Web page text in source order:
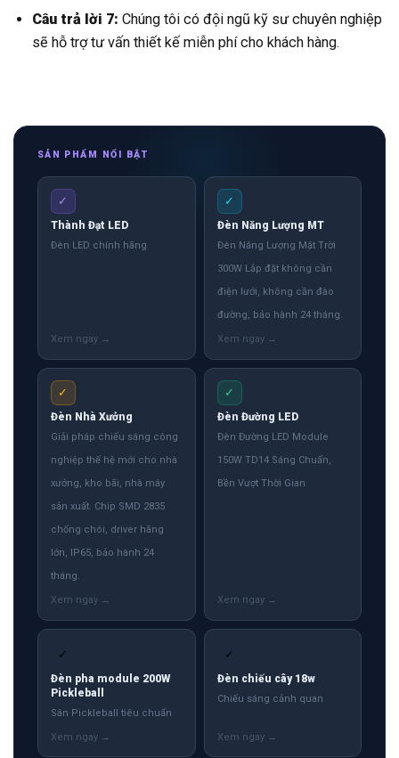
Câu trả lời 7: Chúng tôi có đội ngũ kỹ sư chuyên nghiệp
sẽ hỗ trợ tư vấn thiết kế miễn phí cho khách hàng.
SẢN PHẨM NỔI BẬT
✓
Thành Đạt LED
Đèn LED chính hãng
✓
Đèn Năng Lượng MT
Đèn Năng Lượng Mặt Trời
300W Lắp đặt không cần
điện lưới, không cần đào
đường, bảo hành 24 tháng.
✓
Đèn Nhà Xưởng
Giải pháp chiếu sáng công
nghiệp thế hệ mới cho nhà
xưởng, kho bãi, nhà máy
sản xuất. Chip SMD 2835
chống chói, driver hãng
lớn, IP65, bảo hành 24
tháng.
✓
Đèn Đường LED
Đèn Đường LED Module
150W TD14 Sáng Chuẩn,
Bền Vượt Thời Gian
✓
Đèn pha module 200W
Pickleball
Sân Pickleball tiêu chuẩn
✓
Đèn chiếu cây 18w
Chiếu sáng cảnh quan